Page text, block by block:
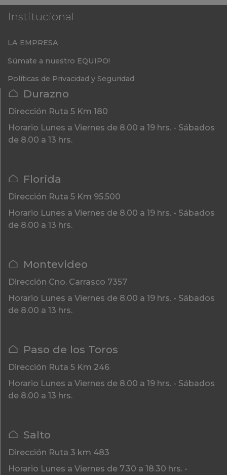
Institucional
LA EMPRESA
Súmate a nuestro EQUIPO!
Políticas de Privacidad y Seguridad
Durazno
Dirección Ruta 5 Km 180
Horario Lunes a Viernes de 8.00 a 19 hrs. - Sábados
de 8.00 a 13 hrs.
Florida
Dirección Ruta 5 Km 95.500
Horario Lunes a Viernes de 8.00 a 19 hrs. - Sábados
de 8.00 a 13 hrs.
Montevideo
Dirección Cno. Carrasco 7357
Horario Lunes a Viernes de 8.00 a 19 hrs. - Sábados
de 8.00 a 13 hrs.
Paso de los Toros
Dirección Ruta 5 Km 246
Horario Lunes a Viernes de 8.00 a 19 hrs. - Sábados
de 8.00 a 13 hrs.
Salto
Dirección Ruta 3 km 483
Horario Lunes a Viernes de 7.30 a 18.30 hrs. -